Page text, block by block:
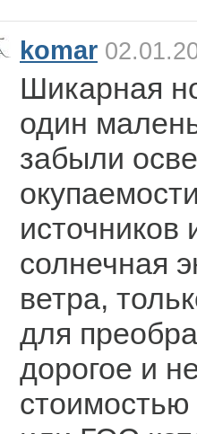
komar
Шикарная
один
забыли
источников
солнечная
ветра,
для
дорогое и